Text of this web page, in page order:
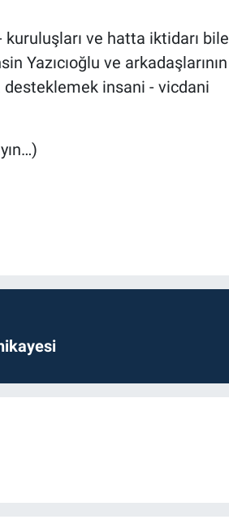
ve hatta iktidarı bile
Yazıcıoğlu ve arkadaşlarının
desteklemek insani - vicdani